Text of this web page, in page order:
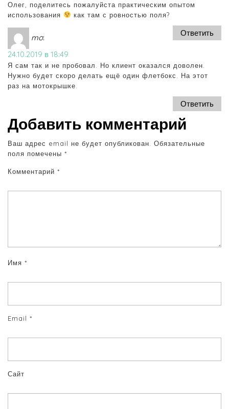
Олег, поделитесь пожалуйста практическим опытом
использования
как там с ровностью поля?
Ответить
mo:
24.10.2019 в 18:49
Я сам так и не пробовал. Но клиент оказался доволен.
Нужно будет скоро делать ещё один флетбокс. На этот
раз на мотокрышке.
Ответить
Добавить комментарий
Ваш адрес email не будет опубликован.
Обязательные
поля помечены *
Комментарий *
Имя *
Email *
Сайт